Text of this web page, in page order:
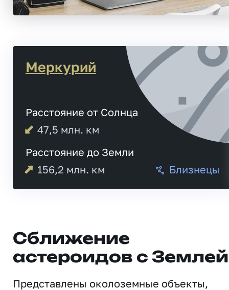
Меркурий
Расстояние от Солнца
47,5 млн. км
Расстояние до Земли
156,2 млн. км Близнецы
Сближение
астероидов с Землей
Представлены околоземные объекты,